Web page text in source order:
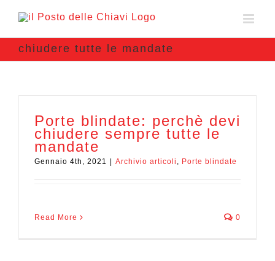
chiudere tutte le mandate
Porte blindate: perchè devi
chiudere sempre tutte le
mandate
Gennaio 4th, 2021 Archivio articoli , Porte blindate
Read More 0